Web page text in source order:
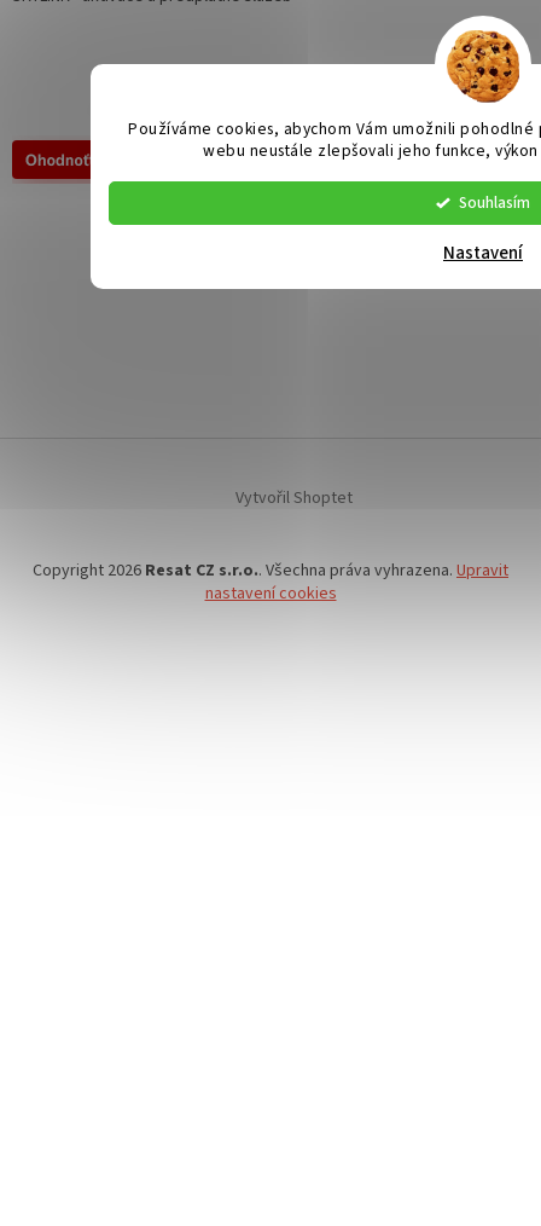
Používáme cookies, abychom Vám umožnili
webu neustále zlepšovali jeho funkce,
Souhlasím
Nastavení
Vytvořil Shoptet
Copyright 2026 Resat CZ s.r.o.. Všechna práva vyhrazena. Upravit
nastavení cookies